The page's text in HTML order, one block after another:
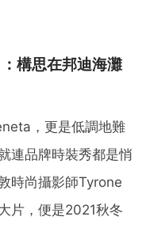
構思在邦迪海灘
，更是低調地難
連品牌時裝秀都是悄
時尚攝影師Tyrone
片，便是2021秋冬